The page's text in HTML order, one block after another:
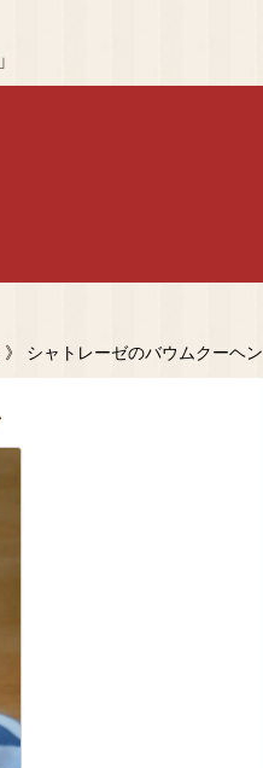
》 シャトレーゼのバウムクーヘン